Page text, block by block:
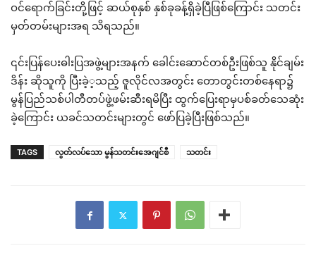
ဝင်ရောက်ခြင်းတို့ဖြင့် ဆယ်စုနှစ် နှစ်ခုခန့်ရှိခဲ့ပြီဖြစ်ကြောင်း သတင်း
မှတ်တမ်းများအရ သိရသည်။
၎င်းပြန်ပေးဓါးပြအဖွဲ့များအနက် ခေါင်းဆောင်တစ်ဦးဖြစ်သူ နိုင်ချမ်း
ဒိန်း ဆိုသူကို ပြီးခဲ့့သည့် ဇူလိုင်လအတွင်း တောတွင်းတစ်နေရာ၌
မွန်ပြည်သစ်ပါတီတပ်ဖွဲ့ဖမ်းဆီးရမိပြီး ထွက်ပြေးရာမှပစ်ခတ်သေဆုံး
ခဲ့ကြောင်း ယခင်သတင်းများတွင် ဖော်ပြခဲ့ပြီးဖြစ်သည်။
TAGS လွတ်လပ်သော မွန်သတင်းအေဂျင်စီ သတင်း